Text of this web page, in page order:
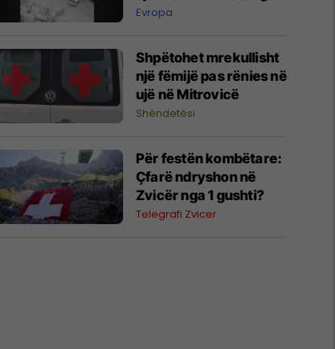
dëme të shumta nga
Evropa
Shpëtohet mrekullisht
një fëmijë pas rënies në
ujë në Mitrovicë
Shëndetësi
Për festën kombëtare:
Çfarë ndryshon në
Zvicër nga 1 gushti?
Telegrafi Zvicer